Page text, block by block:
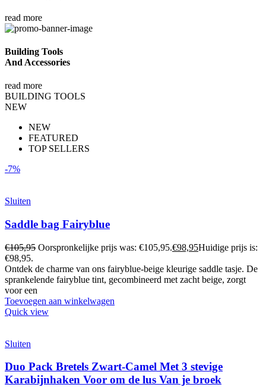
read more
Building Tools
And Accessories
read more
BUILDING TOOLS
NEW
NEW
FEATURED
TOP SELLERS
-7%
Sluiten
Saddle bag Fairyblue
€105,95 Oorspronkelijke prijs was: €105,95.€98,95Huidige prijs is:
€98,95.
Ontdek de charme van ons fairyblue-beige kleurige saddle tasje. De
sprankelende fairyblue tint, gecombineerd met zacht beige, zorgt
voor een
Toevoegen aan winkelwagen
Quick view
Sluiten
Duo Pack Bretels Zwart-Camel Met 3 stevige
Karabijnhaken Voor om de lus Van je broek